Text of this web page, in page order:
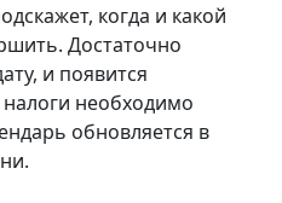
когда и какой
Достаточно
и появится
необходимо
обновляется в